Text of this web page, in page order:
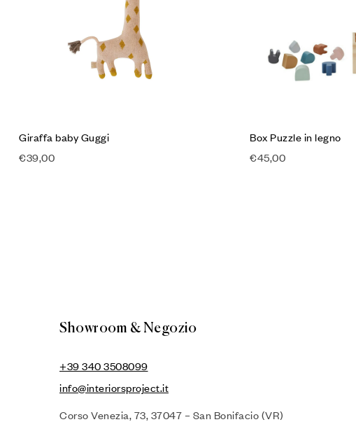
Aggiungi al carrello
Giraffa baby Guggi
€39,00
Box Puzzle in legno
€45,00
Showroom & Negozio
+39 340 3508099
info@interiorsproject.it
Corso Venezia, 73, 37047 – San Bonifacio (VR)